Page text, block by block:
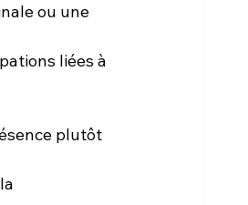
ou une
liées à
plutôt